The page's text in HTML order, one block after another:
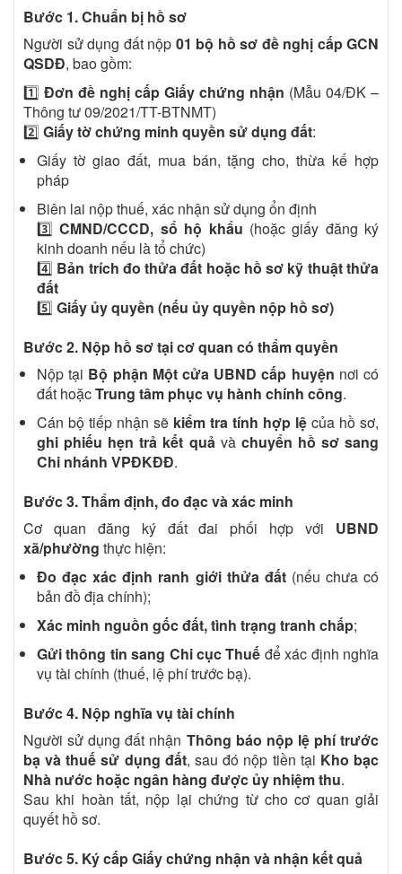
Bước 1. Chuẩn bị hồ sơ
Người sử dụng đất nộp 01 bộ hồ sơ đề nghị cấp GCN
QSDĐ, bao gồm:
1️⃣ Đơn đề nghị cấp Giấy chứng nhận (Mẫu 04/ĐK –
Thông tư 09/2021/TT-BTNMT)
2️⃣ Giấy tờ chứng minh quyền sử dụng đất:
Giấy tờ giao đất, mua bán, tặng cho, thừa kế hợp
pháp
Biên lai nộp thuế, xác nhận sử dụng ổn định
3️⃣CMND/CCCD, sổ hộ khẩu (hoặc giấy đăng ký
kinh doanh nếu là tổ chức)
4️⃣ Bản trích đo thửa đất hoặc hồ sơ kỹ thuật thửa
đất
5️⃣ Giấy ủy quyền (nếu ủy quyền nộp hồ sơ)
Bước 2. Nộp hồ sơ tại cơ quan có thẩm quyền
Nộp tại Bộ phận Một cửa UBND cấp huyện nơi có
đất hoặcTrung tâm phục vụ hành chính công.
Cán bộ tiếp nhận sẽ kiểm tra tính hợp lệ của hồ sơ,
ghi phiếu hẹn trả kết quảvà chuyển hồ sơ sang
Chi nhánh VPĐKĐĐ.
Bước 3. Thẩm định, đo đạc và xác minh
Cơ quan đăng ký đất đai phối hợp với UBND
xã/phường thực hiện:
Đo đạc xác định ranh giới thửa đất(nếu chưa có
bản đồ địa chính);
Xác minh nguồn gốc đất, tình trạng tranh chấp;
Gửi thông tin sang Chi cục Thuế để xác định nghĩa
vụ tài chính (thuế, lệ phí trước bạ).
Bước 4. Nộp nghĩa vụ tài chính
Người sử dụng đất nhận Thông báo nộp lệ phí trước
bạ và thuế sử dụng đất, sau đó nộp tiền tại Kho bạc
Nhà nước hoặc ngân hàng được ủy nhiệm thu.
Sau khi hoàn tất, nộp lại chứng từ cho cơ quan giải
quyết hồ sơ.
Bước 5. Ký cấp Giấy chứng nhận và nhận kết quả